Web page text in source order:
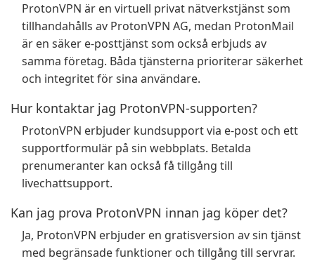
ProtonVPN är en virtuell privat nätverkstjänst som
tillhandahålls av ProtonVPN AG, medan ProtonMail
är en säker e-posttjänst som också erbjuds av
samma företag. Båda tjänsterna prioriterar säkerhet
och integritet för sina användare.
Hur kontaktar jag ProtonVPN-supporten?
ProtonVPN erbjuder kundsupport via e-post och ett
supportformulär på sin webbplats. Betalda
prenumeranter kan också få tillgång till
livechattsupport.
Kan jag prova ProtonVPN innan jag köper det?
Ja, ProtonVPN erbjuder en gratisversion av sin tjänst
med begränsade funktioner och tillgång till servrar.